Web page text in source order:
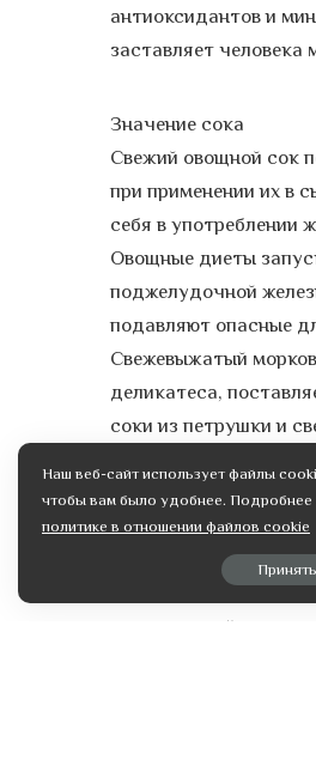
антиоксидантов и
заставляет человека
Значение сока
Свежий овощной сок
при применении их в
себя в употреблении
Овощные диеты
поджелудочной
подавляют опасные
Свежевыжатый
деликатеса,
соки из петрушки и
полезность в деле
Сочетание овощных и
менее, сок из яблок
приходится быть
поститься до семи
для здоровой
Наш веб-сайт использует файлы
чтобы вам было удобнее. Подробнее
политике в отношении файлов cookie
Принять